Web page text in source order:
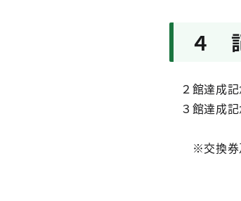
４
２館達成
３館達成
※交換券及